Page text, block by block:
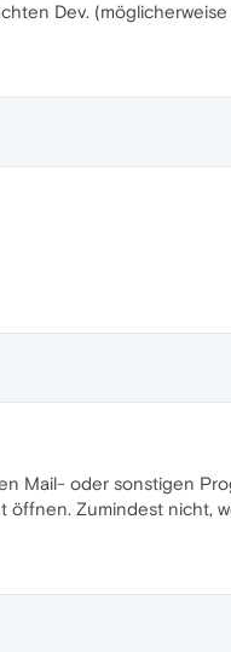
Dev.
Mail- oder sonstigen
öffnen. Zumindest nicht,